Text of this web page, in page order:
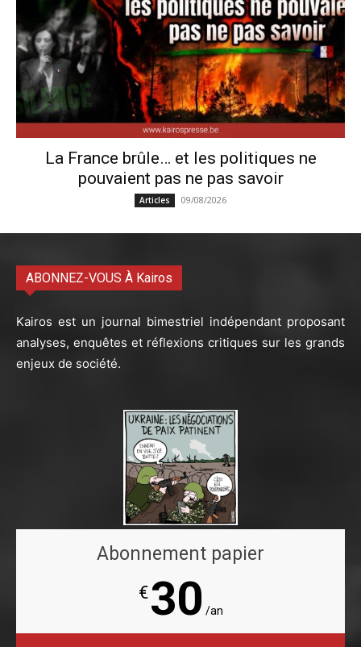
La France brûle… et les politiques ne
pouvaient pas ne pas savoir
Articles 09/08/2026
ABONNEZ-VOUS À Kairos
Kairos est un journal bimestriel indépendant proposant
analyses, enquêtes et réflexions critiques sur les grands
enjeux de société.
Abonnement papier
€30 /an